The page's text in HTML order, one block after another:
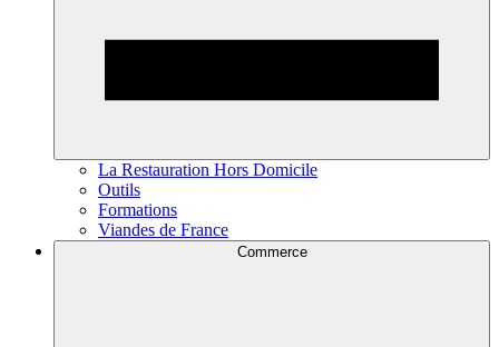
La Restauration Hors Domicile
Outils
Formations
Viandes de France
Commerce